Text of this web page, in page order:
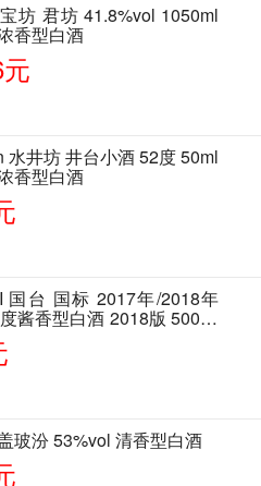
坊 君坊 41.8%vol 1050ml
香型白酒
水井坊 井台小酒 52度 50ml
香型白酒
国台 国标 2017年/2018年
酱香型白酒 2018版 500ml
玻汾 53%vol 清香型白酒